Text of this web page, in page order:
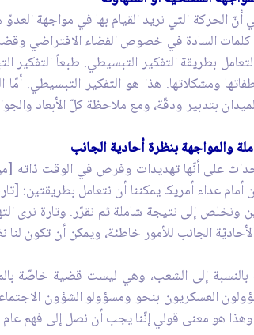
الحركة التي نريد القيام بها في مواجهة
السادة في خصوص الفضاء الافتراضي
بطريقة التفكير التبسيطي. طبعاً
ومشكلاتها. هذا هو التفكير التبسيطي.
بتدبير ودقّة، ومع ملاحظة كلّ الأبعاد
والمواجهة بنظرة أحادية الجانب
على أنّها تهديدات وفرص في الوقت ذاته
أمام عداء أمريكا يمكننا أن نتعامل
ونخلص إلى نتيجة شاملة ثم نقرّر. وتارة نرى
الجانب للأمور خاطئة، ويمكن أن تكون لنا
بالنسبة إلى الشعب، وهي ليست قضية خاصّة
العسكريون بنحو ومسؤولو الشؤون
هو معنى قولي إنّنا يجب أن نصل إلى فهم